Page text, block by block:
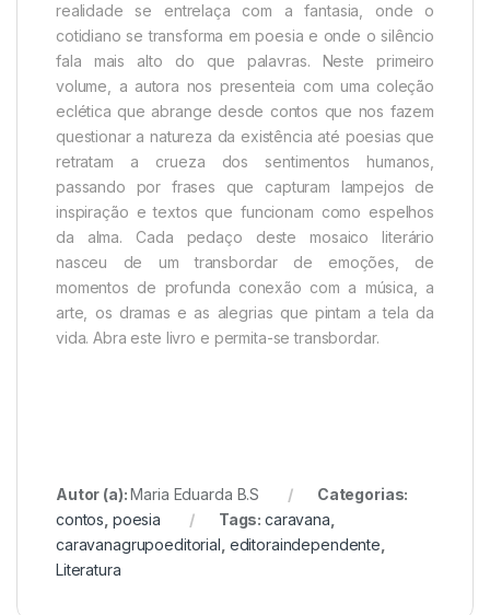
realidade se entrelaça com a fantasia, onde o
cotidiano se transforma em poesia e onde o silêncio
fala mais alto do que palavras. Neste primeiro
volume, a autora nos presenteia com uma coleção
eclética que abrange desde contos que nos fazem
questionar a natureza da existência até poesias que
retratam a crueza dos sentimentos humanos,
passando por frases que capturam lampejos de
inspiração e textos que funcionam como espelhos
da alma. Cada pedaço deste mosaico literário
nasceu de um transbordar de emoções, de
momentos de profunda conexão com a música, a
arte, os dramas e as alegrias que pintam a tela da
vida. Abra este livro e permita-se transbordar.
Autor (a):Maria Eduarda B.S
Categorias:
contos poesia Tags: caravana
caravanagrupoeditorial editoraindependente
Literatura